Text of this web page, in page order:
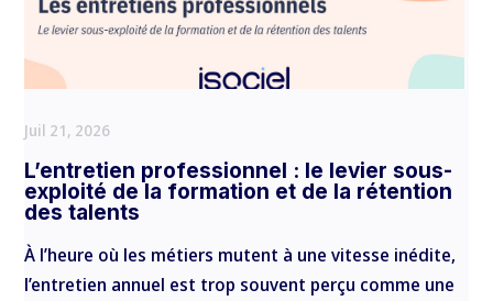
L’entretien professionnel : le levier sous-
exploité de la formation et de la rétention
des talents
Juil 21, 2026
À l’heure où les métiers mutent à une vitesse inédite,
l’entretien annuel est trop souvent perçu comme une